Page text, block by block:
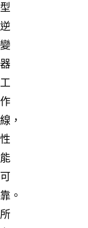
型
逆
變
器
工
作
線，
性
能
可
靠。
所